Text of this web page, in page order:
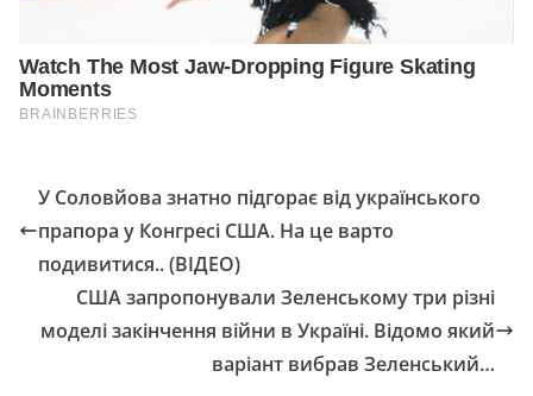
У Соловйова знатно підгорає від українського
прапора у Конгресі США. На це варто
подивитися.. (ВІДЕО)
США запропонували Зеленському три різні
моделі закінчення війни в Україні. Відомо який
варіант вибрав Зеленський…